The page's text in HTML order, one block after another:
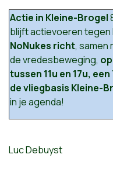
Actie in Kleine-Brogel
blijft actievoeren tegen
NoNukes richt, samen
de vredesbeweging,
tussen 11u en 17u,
de vliegbasis Kleine-
in je agenda!
Luc Debuyst